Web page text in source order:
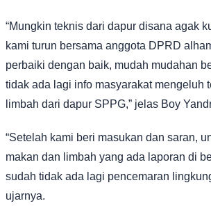
“Mungkin teknis dari dapur disana agak
kami turun bersama anggota DPRD
perbaiki dengan baik, mudah mudahan
tidak ada lagi info masyarakat mengeluh
limbah dari dapur SPPG,” jelas Boy
“Setelah kami beri masukan dan saran,
makan dan limbah yang ada laporan di
sudah tidak ada lagi pencemaran
ujarnya.